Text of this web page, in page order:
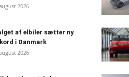
2026
af elbiler sætter ny
i Danmark
2026